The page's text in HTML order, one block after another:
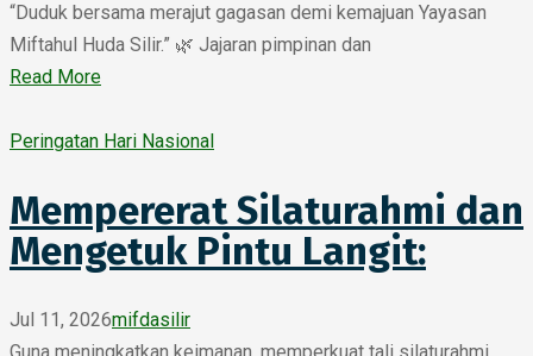
“Duduk bersama merajut gagasan demi kemajuan Yayasan
Miftahul Huda Silir.” 🌿 Jajaran pimpinan dan
Read More
Peringatan Hari Nasional
Mempererat Silaturahmi dan
Mengetuk Pintu Langit:
Jul 11, 2026mifdasilir